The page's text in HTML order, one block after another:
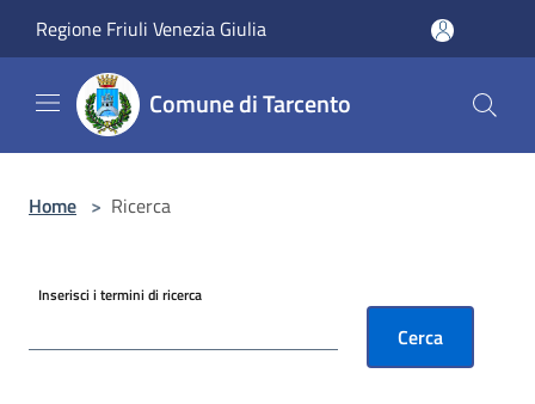
Regione Friuli Venezia Giulia
Comune di Tarcento
Home > Ricerca
Inserisci i termini di ricerca
Cerca